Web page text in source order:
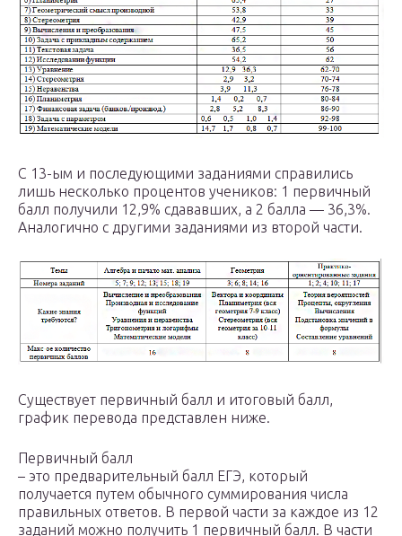
С 13-ым и последующими заданиями справились
лишь несколько процентов учеников: 1 первичный
балл получили 12,9% сдававших, а 2 балла — 36,3%.
Аналогично с другими заданиями из второй части.
Существует первичный балл и итоговый балл,
график перевода представлен ниже.
Первичный балл
– это предварительный балл ЕГЭ, который
получается путем обычного суммирования числа
правильных ответов. В первой части за каждое из 12
заданий можно получить 1 первичный балл. В части